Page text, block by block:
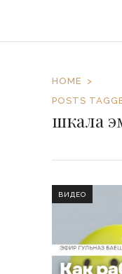
HOME
POSTS
шкала
ВИДЕО